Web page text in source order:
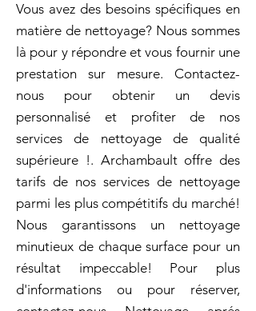
Vous avez des besoins spécifiques en
matière de nettoyage? Nous sommes
là pour y répondre et vous fournir une
prestation sur mesure. Contactez-
nous pour obtenir un devis
personnalisé et profiter de nos
services de nettoyage de qualité
supérieure !. Archambault offre des
tarifs de nos services de nettoyage
parmi les plus compétitifs du marché!
Nous garantissons un nettoyage
minutieux de chaque surface pour un
résultat impeccable! Pour plus
d'informations ou pour réserver,